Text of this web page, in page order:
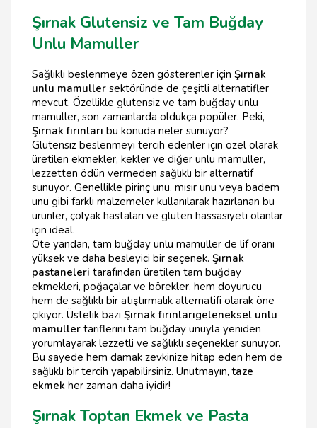
Şırnak Glutensiz ve Tam Buğday
Unlu Mamuller
Sağlıklı beslenmeye özen gösterenler için Şırnak
unlu mamuller sektöründe de çeşitli alternatifler
mevcut. Özellikle glutensiz ve tam buğday unlu
mamuller, son zamanlarda oldukça popüler. Peki,
Şırnak fırınları bu konuda neler sunuyor?
Glutensiz beslenmeyi tercih edenler için özel olarak
üretilen ekmekler, kekler ve diğer unlu mamuller,
lezzetten ödün vermeden sağlıklı bir alternatif
sunuyor. Genellikle pirinç unu, mısır unu veya badem
unu gibi farklı malzemeler kullanılarak hazırlanan bu
ürünler, çölyak hastaları ve glüten hassasiyeti olanlar
için ideal.
Öte yandan, tam buğday unlu mamuller de lif oranı
yüksek ve daha besleyici bir seçenek. Şırnak
pastaneleri tarafından üretilen tam buğday
ekmekleri, poğaçalar ve börekler, hem doyurucu
hem de sağlıklı bir atıştırmalık alternatifi olarak öne
çıkıyor. Üstelik bazı Şırnak fırınlarıgeleneksel unlu
mamuller tariflerini tam buğday unuyla yeniden
yorumlayarak lezzetli ve sağlıklı seçenekler sunuyor.
Bu sayede hem damak zevkinize hitap eden hem de
sağlıklı bir tercih yapabilirsiniz. Unutmayın,taze
ekmek her zaman daha iyidir!
Şırnak Toptan Ekmek ve Pasta